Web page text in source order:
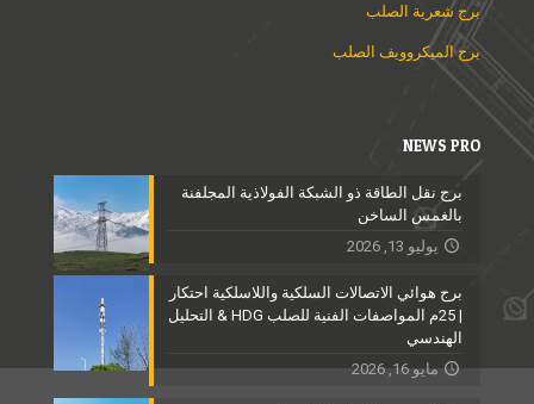
برج شعرية الصلب
برج الميكروويف الصلب
NEWS PRO
برج نقل الطاقة ذو الشبكة الفولاذية المجلفنة
بالغمس الساخن
يوليو 13, 2026
برج هوائي الاتصالات السلكية واللاسلكية احتكار
| 25م المواصفات الفنية للصلب HDG & التحليل
الهندسي
مايو 16, 2026